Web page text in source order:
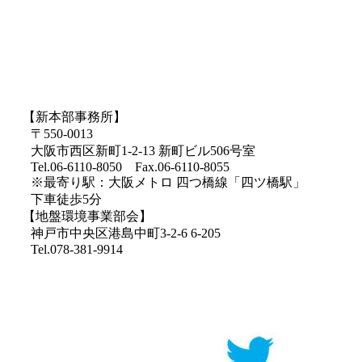
【新本部事務所】
〒550-0013
大阪市西区新町1-2-13 新町ビル506号室
Tel.06-6110-8050 Fax.06-6110-8055
※最寄り駅：大阪メトロ 四つ橋線「四ツ橋駅」
下車徒歩5分
【地盤環境事業部会】
神戸市中央区港島中町3-2-6 6-205
Tel.078-381-9914